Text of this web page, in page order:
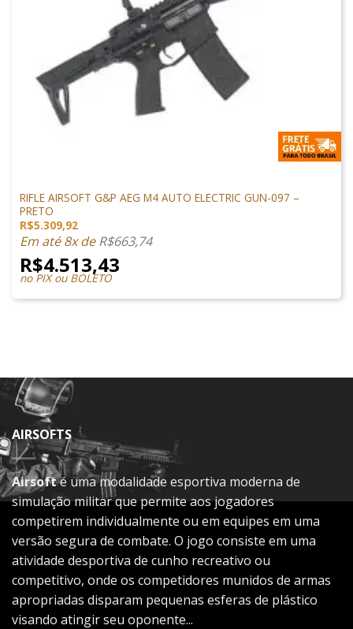
RIFLE AIRSOFT G&P AEG M4 AUTO ELECTRIC GUN-097 –
PRETO
R$5.309,92
Em até 8x deR$663,74
R$4.513,43
no PIX ou BOLETO
AIRSOFTS
Airsofté uma modalidade esportiva moderna de
simulação militar que permite aos jogadores
competirem individualmente ou em equipes em uma
versão segura de combate. O jogo consiste em uma
atividade desportiva de cunho recreativo ou
competitivo, onde os competidores munidos de armas
apropriadas disparam pequenas esferas de plástico
visando atingir seu oponente...